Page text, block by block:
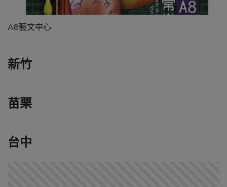
A8藝文中心
新竹
苗栗
台中